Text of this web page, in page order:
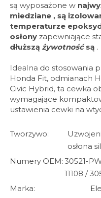
są wyposażone w
miedziane , są
temperaturze
osłony zapewniające
dłuższą żywotnośćsą .
Idealna do stosowania
Honda Fit, odmianach
Civic Hybrid, ta cewka
wymagające
ustawienia cewki na
Tworzywo:
osłona
Numery OEM: 30521-
11108 /
Marka: